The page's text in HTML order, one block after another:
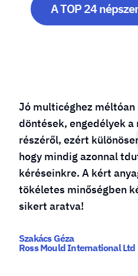
A TOP 24
Jó multicéghez
döntések, engedélyek
részéről, ezért
hogy mindig azonnal
kéréseinkre. A kért
tökéletes minőségben
sikert aratva!
Szakács Géza
Ross Mould International Ltd